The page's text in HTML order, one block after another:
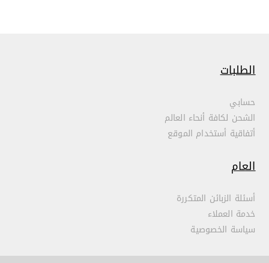
الطلبات
حسابي
الشحن لكافة أنحاء العالم
أتفاقية أستخدام الموقع
العام
أسئلة الزبائن المتكررة
خدمة العملاء
سياسة الخصوصية